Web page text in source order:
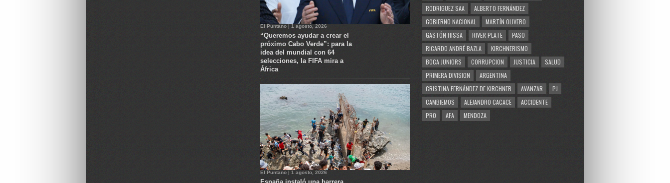
El Puntano | 1 agosto, 2026
“Queremos ayudar a crear el
próximo Cabo Verde”: para la
idea del mundial con 64
selecciones, la FIFA mira a
África
El Puntano | 1 agosto, 2026
RODRIGUEZ SAA
ALBERTO FERNÁNDEZ
GOBIERNO NACIONAL
MARTÍN OLIVERO
GASTÓN HISSA
RIVER PLATE
PASO
RICARDO ANDRÉ BAZLA
KIRCHNERISMO
BOCA JUNIORS
CORRUPCION JUSTICIA
SALUD
PRIMERA DIVISION
ARGENTINA
CRISTINA FERNÁNDEZ DE KIRCHNER
AVANZAR
PJ
CAMBIEMOS
ALEJANDRO CACACE
ACCIDENTE
PRO
AFA MENDOZA